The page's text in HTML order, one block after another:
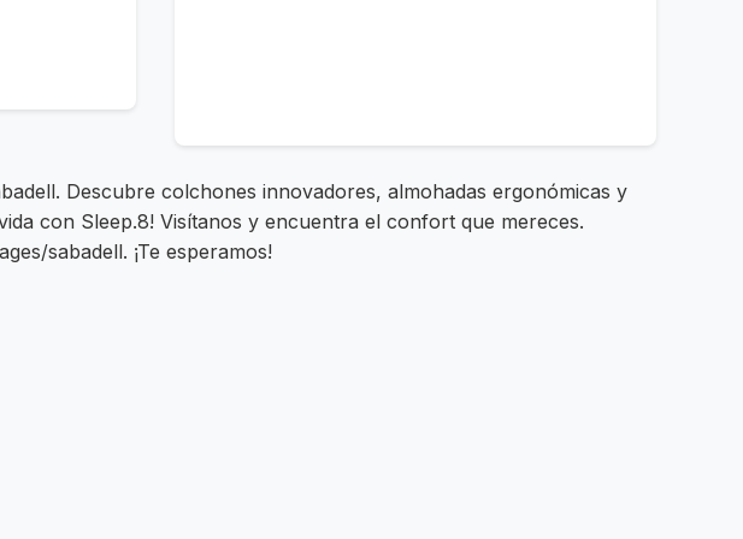
Descubre colchones innovadores, almohadas ergonómicas y
con Sleep.8! Visítanos y encuentra el confort que mereces.
sabadell. ¡Te esperamos!